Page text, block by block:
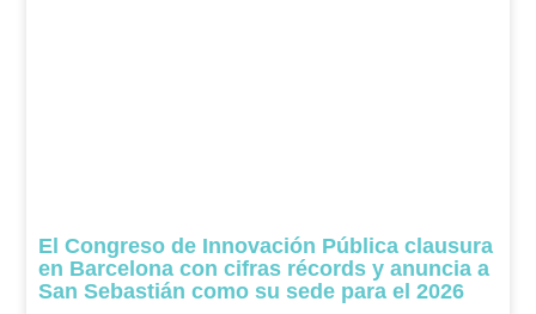
El Congreso de Innovación Pública clausura
en Barcelona con cifras récords y anuncia a
San Sebastián como su sede para el 2026